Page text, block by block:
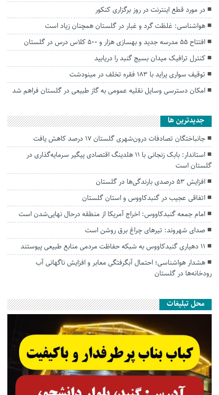
در مورد قطع اینترنت در روز برگزاری کنکور
هواشناسی: غلظت گرد و غبار در گلستان همچنان زیاد است
افتتاح ۵۵ مدرسه جدید و بهسازی هزار و ۵۰۰ کلاس درس در گلستان
کنترل ترافیک میدان بسیج گنبد را دریابید
توقیف سواری پراید با ۱۸۳ فقره تخلف در مینودشت
امکان دسترسی وسایل نقلیه عمومی به گاز طبیعی در گلستان فراهم شد
جديدترين ها
جانباختگان تصادفات درون‌شهری گلستان ۱۷ درصد کاهش یافت
استاندار: بابک زنجانی با ۱۱ هلدینگ اقتصادی پیگیر سرمایه‌گذاری در
گلستان است
افزایش ۵۳ درصدی بارندگی‌ها در گلستان
اتفاقی عجیب در‌ گنبدکاووس و استان گلستان
امام جمعه گنبدکاووس: اخراج آمریکا از منطقه درحال نهایی‌شدن است
صدای شهروند: تیرهای چراغ برق روشن است
۱۱ دهیاری گنبدکاووس به شبکه حفاظت مردمی منابع طبیعی پیوستند
هشدار هواشناسی؛ احتمال آبگرفتگی معابر و افزایش ناگهانی آب
رودخانه‌ها در گلستان
محل تبلیغات